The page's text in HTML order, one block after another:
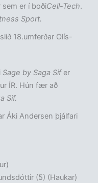
sem er í boðiCell-Tech.
Sport.
18.umferðar Olís-
Sage by Saga Sifer
ÍR. Hún fær að
Sif.
Áki Andersen þjálfari
(5) (Haukar)